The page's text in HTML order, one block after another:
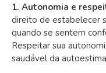
1. Autonomia e
direito de estabelecer
quando se sentem
Respeitar sua
saudável da